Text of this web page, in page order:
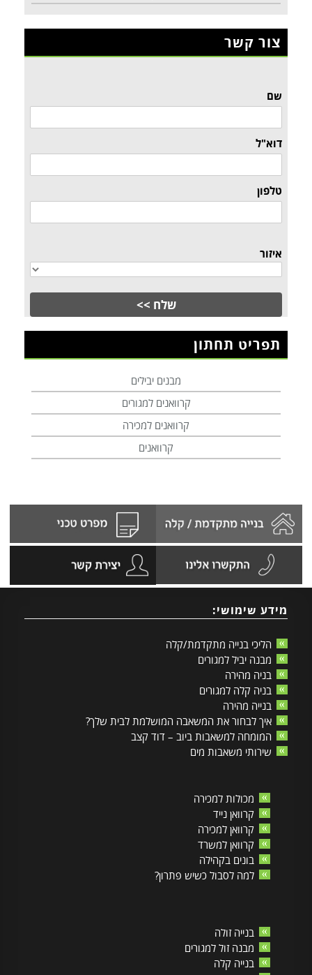
צור קשר
שם
דוא"ל
טלפון
איזור
תפריט תחתון
מבנים יבילים
קרוואנים למגורים
קרוואנים למכירה
קרוואנים
מידע שימושי:
הליכי בנייה מתקדמת/קלה
מבנה יביל למגורים
בניה מהירה
בניה קלה למגורים
בנייה מהירה
איך לבחור את המשאבה המושלמת לבית שלך?
המומחה למשאבות ביוב – דוד קצב
שירותי משאבות מים
מכולות למכירה
קרוואן נייד
קרוואן למכירה
קרוואן למשרד
בונים בקהילה
למה לסבול כשיש פתרון?
בנייה זולה
מבנה זול למגורים
בנייה קלה